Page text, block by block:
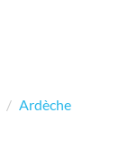
Ardèche